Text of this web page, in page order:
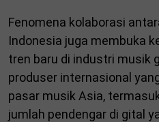
Fenomena kolaborasi
Indonesia juga membuka
tren baru di industri musik
produser internasional
pasar musik Asia,
jumlah pendengar di gital